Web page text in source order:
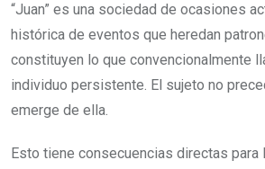
“Juan” es una sociedad de ocasiones
histórica de eventos que heredan
constituyen lo que convencionalmente
individuo persistente. El sujeto no
emerge de ella.
Esto tiene consecuencias directas para